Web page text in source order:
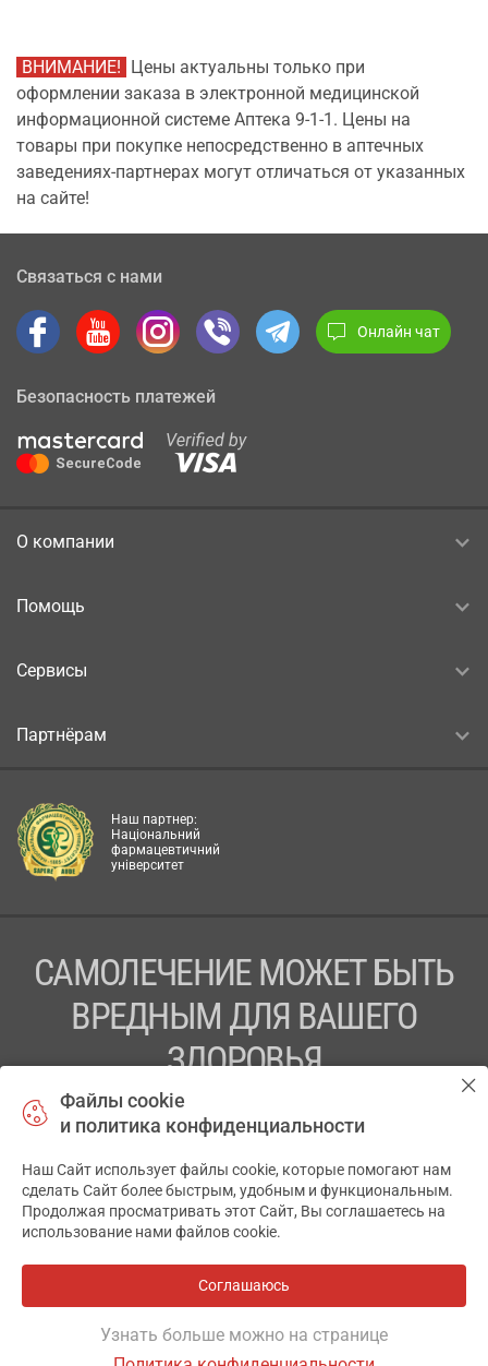
ВНИМАНИЕ!
Цены актуальны только при
оформлении заказа в электронной медицинской
информационной системе Аптека 9-1-1. Цены на
товары при покупке непосредственно в аптечных
заведениях-партнерах могут отличаться от указанных
на сайте!
Связаться с нами
Онлайн чат
Безопасность платежей
О компании
Помощь
Сервисы
Партнёрам
Наш партнер:
Національний
фармацевтичний
університет
САМОЛЕЧЕНИЕ МОЖЕТ БЫТЬ
ВРЕДНЫМ ДЛЯ ВАШЕГО
ЗДОРОВЬЯ
ПЕРЕД ПРИМЕНЕНИЕМ ПРЕПАРАТА
ПРОКОНСУЛЬТИРУЙТЕСЬ С ВРАЧОМ
ТОВ «АПТЕКА 911.ЮА» Код ЄДРПОУ 43631965.
Отказ от ответственности
АПТЕКА911.ЮА
Файлы cookie
и политика конфиденциальности
Наш Сайт использует файлы cookie, которые помогают нам
сделать Сайт более быстрым, удобным и функциональным.
Продолжая просматривать этот Сайт, Вы соглашаетесь на
использование нами файлов cookie.
Соглашаюсь
Узнать больше можно на странице
✕